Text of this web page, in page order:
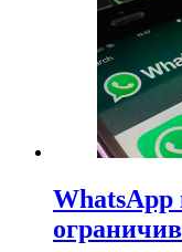
WhatsApp